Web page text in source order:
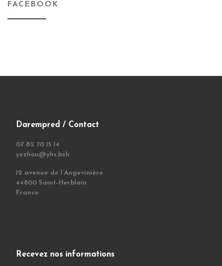
FACEBOOK
Darempred / Contact
07 82 70 15 14
yezhou@yhs.bzh
12 avenue de l’Angevinière
44800 Saint-Herblain
France
Recevez nos informations